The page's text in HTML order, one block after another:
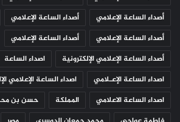
أصداء الساعة الإعلامي
أصداء الساعة الإعلامي
أصداء الساعة الإعلامي
أصداء الساعة الإعلامي
أصداء الساعة الإعلامي الإلكترونية
اصداء الساعة
اصداء الساعة الإعـلامي
اصداء الساعة الإعلامي
اصداء الساعة الاعلامي
المملكة
حسن بن